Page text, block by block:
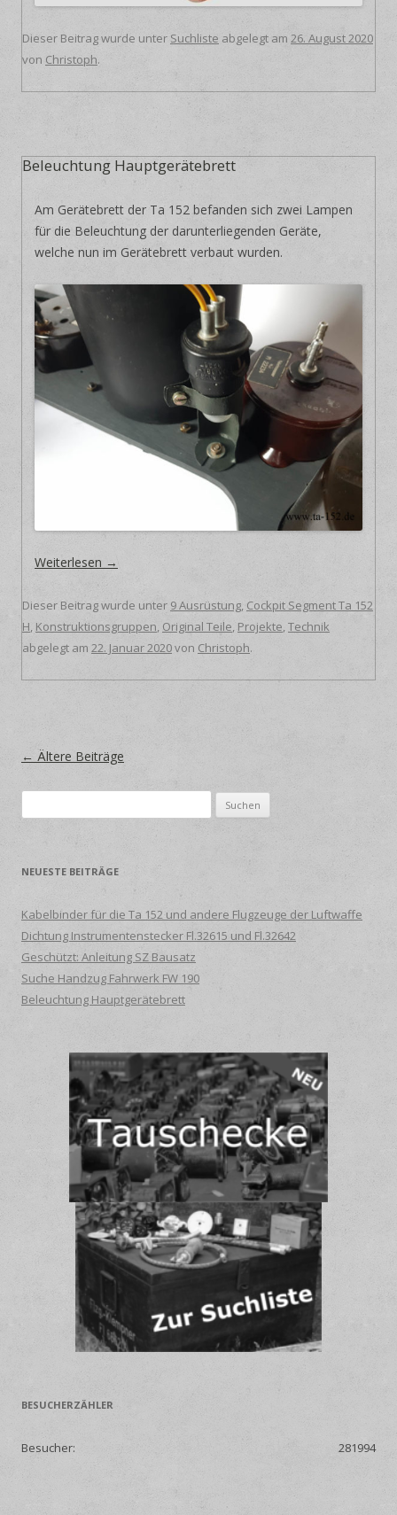
Dieser Beitrag wurde unter Suchliste abgelegt am 26. August 2020
von Christoph.
Beleuchtung Hauptgerätebrett
Am Gerätebrett der Ta 152 befanden sich zwei Lampen
für die Beleuchtung der darunterliegenden Geräte,
welche nun im Gerätebrett verbaut wurden.
Weiterlesen →
Dieser Beitrag wurde unter 9 Ausrüstung, Cockpit Segment Ta 152
H, Konstruktionsgruppen, Original Teile, Projekte,Technik
abgelegt am 22. Januar 2020von Christoph.
Beitrags-Navigation
← Ältere Beiträge
nach:
NEUESTE BEITRÄGE
Kabelbinder für die Ta 152 und andere Flugzeuge der Luftwaffe
Dichtung Instrumentenstecker Fl.32615 und Fl.32642
Geschützt: Anleitung SZ Bausatz
Suche Handzug Fahrwerk FW 190
Beleuchtung Hauptgerätebrett
BESUCHERZÄHLER
281994
Besucher: